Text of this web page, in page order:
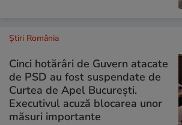
Știri România
Cinci hotărâri de Guvern atacate
de PSD au fost suspendate de
Curtea de Apel București.
Executivul acuză blocarea unor
măsuri importante